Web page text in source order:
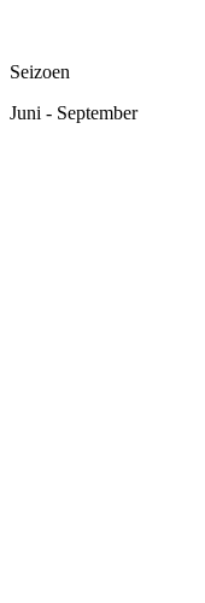
Seizoen
Juni - September